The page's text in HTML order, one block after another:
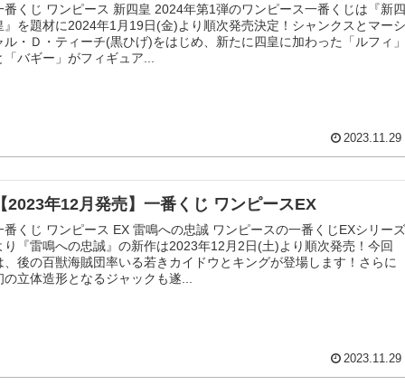
番くじ ワンピース 新四皇 2024年第1弾のワンピース一番くじは『新四
』を題材に2024年1月19日(金)より順次発売決定！シャンクスとマーシ
ル・Ｄ・ティーチ(黒ひげ)をはじめ、新たに四皇に加わった「ルフィ」
「バギー」がフィギュア...
2023.11.29
2023年12月発売】一番くじ ワンピースEX
番くじ ワンピース EX 雷鳴への忠誠 ワンピースの一番くじEXシリーズ
り『雷鳴への忠誠』の新作は2023年12月2日(土)より順次発売！今回
、後の百獣海賊団率いる若きカイドウとキングが登場します！さらに
の立体造形となるジャックも遂...
2023.11.29